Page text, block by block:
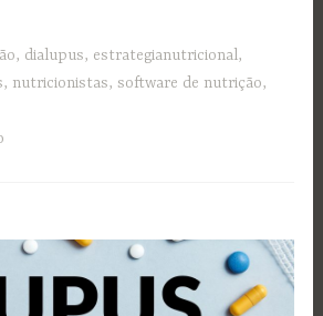
, dialupus, estrategianutricional,
, nutricionistas,software de nutrição,